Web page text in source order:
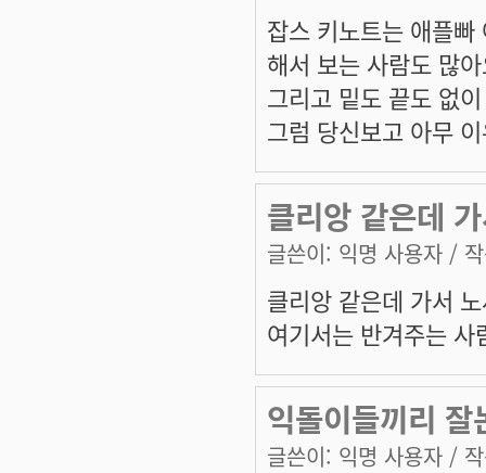
잡스 키노트는 애플
해서 보는 사람도 많
그리고 밑도 끝도 없
그럼 당신보고 아무
클리앙 같은데
글쓴이: 익명 사용자 /
클리앙 같은데 가서
여기서는 반겨주는 사
익돌이들끼리
글쓴이: 익명 사용자 /